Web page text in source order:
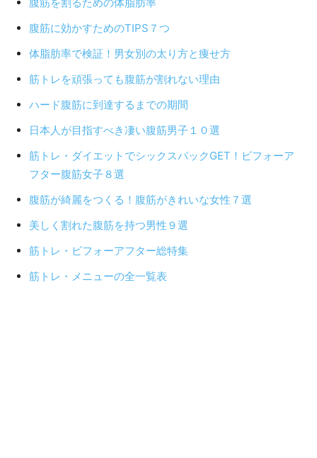
腹筋を割るための体脂肪率
腹筋に効かすためのTIPS７つ
体脂肪率で検証！男女別の太り方と痩せ方
筋トレを頑張っても腹筋が割れない理由
ハード腹筋に到達するまでの期間
日本人が目指すべき凄い腹筋男子１０選
筋トレ・ダイエットでシックスパックGET！ビフォーア
フター腹筋女子８選
腹筋が綺麗をつくる！腹筋がきれいな女性７選
美しく割れた腹筋を持つ男性９選
筋トレ・ビフォーアフター総特集
筋トレ・メニューの全一覧表